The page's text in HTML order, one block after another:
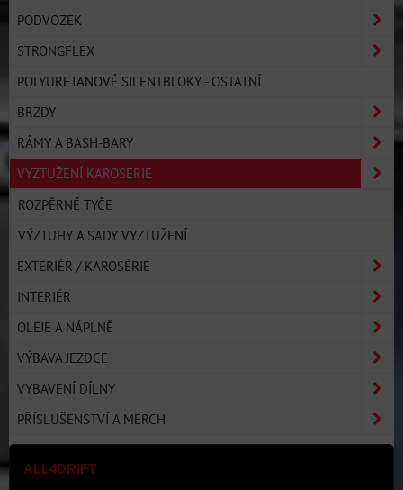
PODVOZEK
STRONGFLEX
POLYURETANOVÉ SILENTBLOKY - OSTATNÍ
BRZDY
RÁMY A BASH-BARY
VYZTUŽENÍ KAROSERIE
ROZPĚRNÉ TYČE
VÝZTUHY A SADY VYZTUŽENÍ
EXTERIÉR / KAROSÉRIE
INTERIÉR
OLEJE A NÁPLNĚ
VÝBAVA JEZDCE
VYBAVENÍ DÍLNY
PŘÍSLUŠENSTVÍ A MERCH
ALL4DRIFT